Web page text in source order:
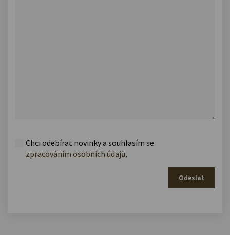
Chci odebírat novinky a souhlasím se
zpracováním osobních údajů.
Odeslat